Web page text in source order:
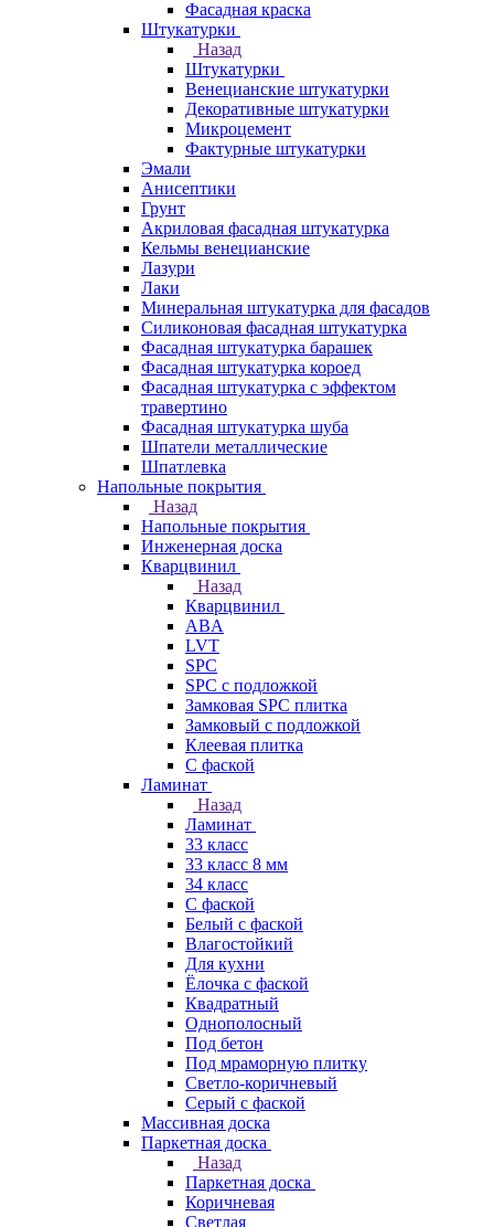
Фасадная краска
Штукатурки
Назад
Штукатурки
Венецианские штукатурки
Декоративные штукатурки
Микроцемент
Фактурные штукатурки
Эмали
Анисептики
Грунт
Акриловая фасадная штукатурка
Кельмы венецианские
Лазури
Лаки
Минеральная штукатурка для фасадов
Силиконовая фасадная штукатурка
Фасадная штукатурка барашек
Фасадная штукатурка короед
Фасадная штукатурка с эффектом
травертино
Фасадная штукатурка шуба
Шпатели металлические
Шпатлевка
Напольные покрытия
Назад
Напольные покрытия
Инженерная доска
Кварцвинил
Назад
Кварцвинил
ABA
LVT
SPC
SPC с подложкой
Замковая SPC плитка
Замковый с подложкой
Клеевая плитка
С фаской
Ламинат
Назад
Ламинат
33 класс
33 класс 8 мм
34 класс
C фаской
Белый с фаской
Влагостойкий
Для кухни
Ёлочка с фаской
Квадратный
Однополосный
Под бетон
Под мраморную плитку
Светло-коричневый
Серый с фаской
Массивная доска
Паркетная доска
Назад
Паркетная доска
Коричневая
Светлая